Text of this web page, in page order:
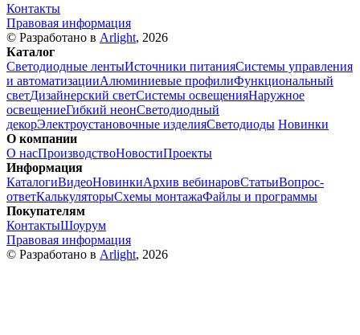
Контакты
Правовая информация
© Разработано в Arlight, 2026
Каталог
Светодиодные лентыИсточники питанияСистемы управления
и автоматизацииАлюминиевые профилиФункциональный
светДизайнерский светСистемы освещенияНаружное
освещениеГибкий неонСветодиодный
декорЭлектроустановочные изделияСветодиоды Новинки
О компании
О насПроизводствоНовостиПроекты
Информация
КаталогиВидеоНовинкиАрхив вебинаровСтатьиВопрос-
ответКалькуляторыСхемы монтажаФайлы и программы
Покупателям
КонтактыШоурум
Правовая информация
© Разработано в Arlight, 2026